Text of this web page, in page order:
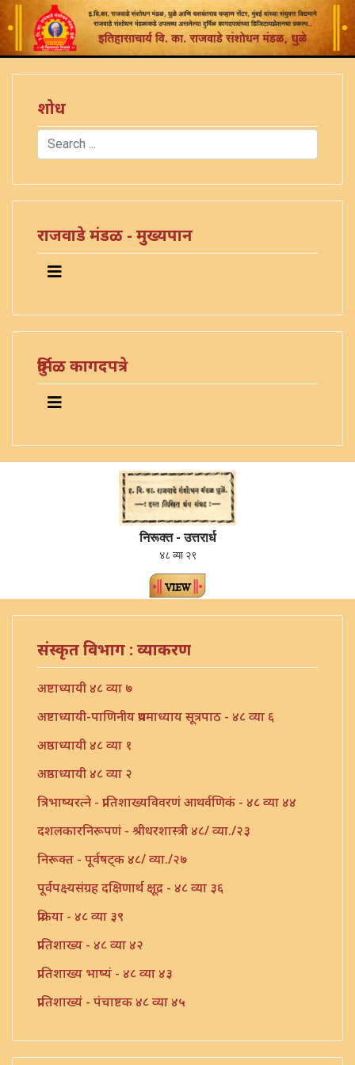
शोध
Search
राजवाडे मंडळ - मुख्यपान
दुर्मिळ कागदपत्रे
निरूक्त - उत्तरार्ध
४८ व्या २९
संस्कृत विभाग : व्याकरण
अष्टाध्यायी ४८ व्या ७
अष्टाध्यायी-पाणिनीय प्रथमाध्याय सूत्रपाठ - ४८ व्या ६
अष्ठाध्यायी ४८ व्या १
अष्ठाध्यायी ४८ व्या २
त्रिभाष्यरत्ने - प्रातिशाख्यविवरणं आथर्वणिकं - ४८ व्या ४४
दशलकारनिरूपणं - श्रीधरशास्त्री ४८/ व्या./२३
निरूक्त - पूर्वषट्क ४८/ व्या./२७
पूर्वपक्ष्यसंग्रह दक्षिणार्थ क्षूद्र - ४८ व्या ३६
प्रक्रिया - ४८ व्या ३९
प्रातिशाख्य - ४८ व्या ४२
प्रातिशाख्य भाष्यं - ४८ व्या ४३
प्रातिशाख्यं - पंचाष्टक ४८ व्या ४५
भट्टोजी - लकारार्थप्रक्रिया - ४८/ व्या./५६